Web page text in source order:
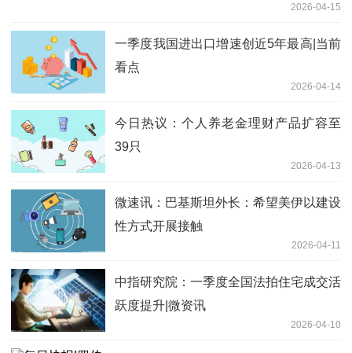
2026-04-15
一季度我国进出口增速创近5年最高|当前
看点
2026-04-14
今日热议：个人养老金理财产品扩容至
39只
2026-04-13
微速讯：巴基斯坦外长：希望美伊以建设
性方式开展接触
2026-04-11
中指研究院：一季度全国法拍住宅成交活
跃度提升|微资讯
2026-04-10